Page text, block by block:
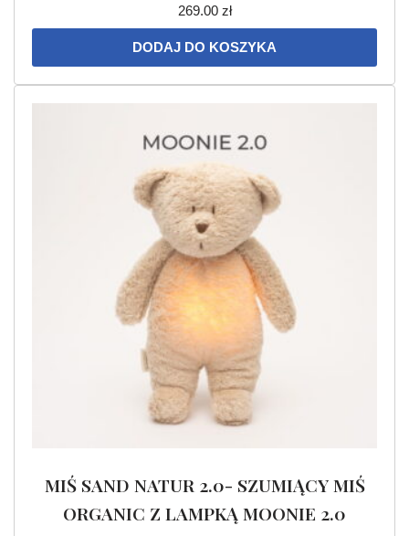
269.00 zł
DODAJ DO KOSZYKA
MIŚ SAND NATUR 2.0- SZUMIĄCY MIŚ
ORGANIC Z LAMPKĄ MOONIE 2.0